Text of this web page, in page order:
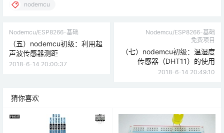
nodemcu
Nodemcu/ESP8266-基础
（五）nodemcu初级：利用超
声波传感器测距
2018-6-14 20:00:37
Nodemcu/ESP8266-基础
免费项目
（七）nodemcu初级：温湿度
传感器（DHT11）的使用
2018-6-14 20:49:10
猜你喜欢